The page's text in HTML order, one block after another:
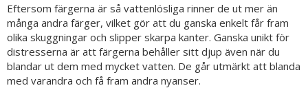
Eftersom färgerna är så vattenlösliga rinner de ut mer än
många andra färger, vilket gör att du ganska enkelt får fram
olika skuggningar och slipper skarpa kanter. Ganska unikt för
distresserna är att färgerna behåller sitt djup även när du
blandar ut dem med mycket vatten. De går utmärkt att blanda
med varandra och få fram andra nyanser.